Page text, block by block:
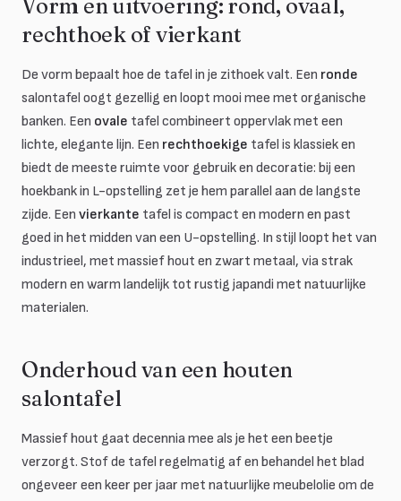
Vorm en uitvoering: rond, ovaal,
rechthoek of vierkant
De vorm bepaalt hoe de tafel in je zithoek valt. Een ronde
salontafel oogt gezellig en loopt mooi mee met organische
banken. Een ovale tafel combineert oppervlak met een
lichte, elegante lijn. Een rechthoekige tafel is klassiek en
biedt de meeste ruimte voor gebruik en decoratie: bij een
hoekbank in L-opstelling zet je hem parallel aan de langste
zijde. Een vierkante tafel is compact en modern en past
goed in het midden van een U-opstelling. In stijl loopt het van
industrieel, met massief hout en zwart metaal, via strak
modern en warm landelijk tot rustig japandi met natuurlijke
materialen.
Onderhoud van een houten
salontafel
Massief hout gaat decennia mee als je het een beetje
verzorgt. Stof de tafel regelmatig af en behandel het blad
ongeveer een keer per jaar met natuurlijke meubelolie om de